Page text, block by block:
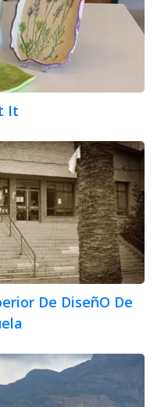
It
De DiseñO De